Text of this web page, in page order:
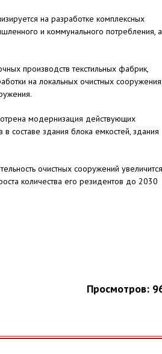
на разработке комплексных
и коммунального потребления, а
производств текстильных фабрик,
на локальных очистных
модернизация действующих
составе здания блока емкостей, здания
очистных сооружений
количества его резидентов до 2030
Просмотров: